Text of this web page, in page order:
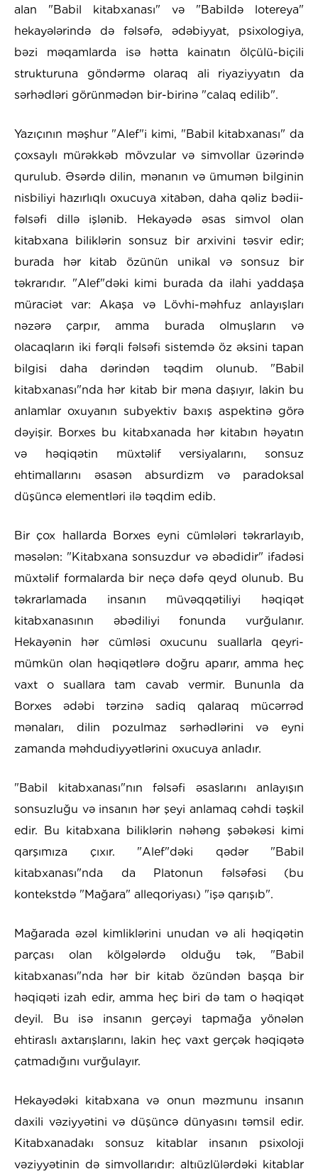
alan "Babil kitabxanası" və "Babildə lotereya"
hekayələrində də fəlsəfə, ədəbiyyat, psixologiya,
bəzi məqamlarda isə hətta kainatın ölçülü-biçili
strukturuna göndərmə olaraq ali riyaziyyatın da
sərhədləri görünmədən bir-birinə "calaq edilib".
Yazıçının məşhur "Alef"i kimi, "Babil kitabxanası" da
çoxsaylı mürəkkəb mövzular və simvollar üzərində
qurulub. Əsərdə dilin, mənanın və ümumən bilginin
nisbiliyi hazırlıqlı oxucuya xitabən, daha qəliz bədii-
fəlsəfi dillə işlənib. Hekayədə əsas simvol olan
kitabxana biliklərin sonsuz bir arxivini təsvir edir;
burada hər kitab özünün unikal və sonsuz bir
təkrarıdır. "Alef"dəki kimi burada da ilahi yaddaşa
müraciət var: Akaşa və Lövhi-məhfuz anlayışları
nəzərə çarpır, amma burada olmuşların və
olacaqların iki fərqli fəlsəfi sistemdə öz əksini tapan
bilgisi daha dərindən təqdim olunub. "Babil
kitabxanası"nda hər kitab bir məna daşıyır, lakin bu
anlamlar oxuyanın subyektiv baxış aspektinə görə
dəyişir. Borxes bu kitabxanada hər kitabın həyatın
və həqiqətin müxtəlif versiyalarını, sonsuz
ehtimallarını əsasən absurdizm və paradoksal
düşüncə elementləri ilə təqdim edib.
Bir çox hallarda Borxes eyni cümlələri təkrarlayıb,
məsələn: "Kitabxana sonsuzdur və əbədidir" ifadəsi
müxtəlif formalarda bir neçə dəfə qeyd olunub. Bu
təkrarlamada insanın müvəqqətiliyi həqiqət
kitabxanasının əbədiliyi fonunda vurğulanır.
Hekayənin hər cümləsi oxucunu suallarla qeyri-
mümkün olan həqiqətlərə doğru aparır, amma heç
vaxt o suallara tam cavab vermir. Bununla da
Borxes ədəbi tərzinə sadiq qalaraq mücərrəd
mənaları, dilin pozulmaz sərhədlərini və eyni
zamanda məhdudiyyətlərini oxucuya anladır.
"Babil kitabxanası"nın fəlsəfi əsaslarını anlayışın
sonsuzluğu və insanın hər şeyi anlamaq cəhdi təşkil
edir. Bu kitabxana biliklərin nəhəng şəbəkəsi kimi
qarşımıza çıxır. "Alef"dəki qədər "Babil
kitabxanası"nda da Platonun fəlsəfəsi (bu
kontekstdə "Mağara" alleqoriyası) "işə qarışıb".
Mağarada əzəl kimliklərini unudan və ali həqiqətin
parçası olan kölgələrdə olduğu tək, "Babil
kitabxanası"nda hər bir kitab özündən başqa bir
həqiqəti izah edir, amma heç biri də tam o həqiqət
deyil. Bu isə insanın gerçəyi tapmağa yönələn
ehtiraslı axtarışlarını, lakin heç vaxt gerçək həqiqətə
çatmadığını vurğulayır.
Hekayədəki kitabxana və onun məzmunu insanın
daxili vəziyyətini və düşüncə dünyasını təmsil edir.
Kitabxanadakı sonsuz kitablar insanın psixoloji
vəziyyətinin də simvollarıdır: altıüzlülərdəki kitablar